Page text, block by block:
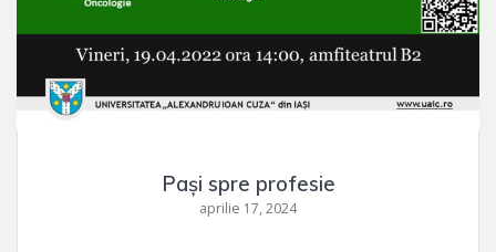
Pași spre profesie
aprilie 17, 2024